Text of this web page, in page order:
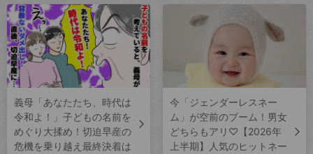
義母「あなたたち、時代は
令和よ！」子どもの名前を
めぐり大揉め！切迫早産の
危機を乗り越え最終決着は
今「ジェンダーレスネー
ム」が空前のブーム！男女
どちらもアリ♡【2026年
上半期】人気のヒットネー